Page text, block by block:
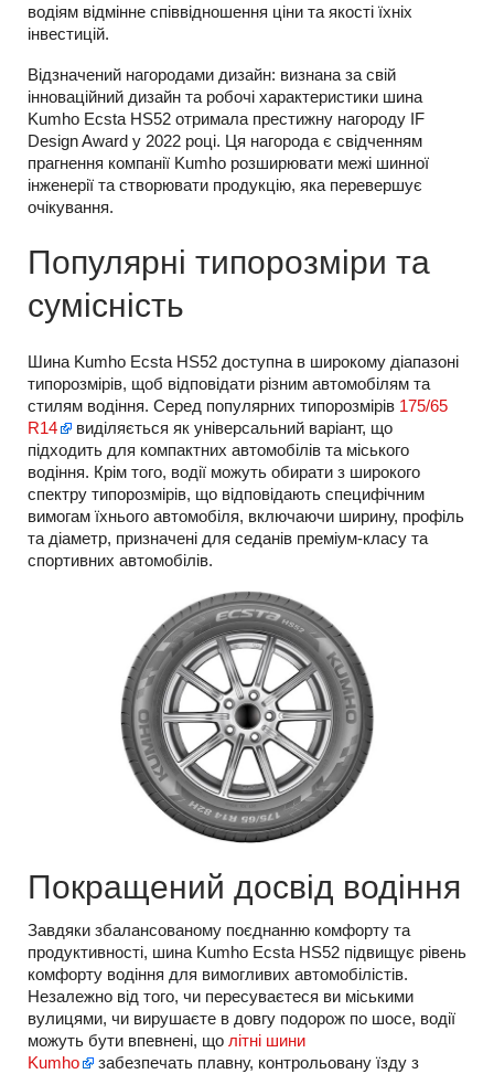
водіям відмінне співвідношення ціни та якості їхніх
інвестицій.
Відзначений нагородами дизайн: визнана за свій
інноваційний дизайн та робочі характеристики шина
Kumho Ecsta HS52 отримала престижну нагороду IF
Design Award у 2022 році. Ця нагорода є свідченням
прагнення компанії Kumho розширювати межі шинної
інженерії та створювати продукцію, яка перевершує
очікування.
Популярні типорозміри та
сумісність
Шина Kumho Ecsta HS52 доступна в широкому діапазоні
типорозмірів, щоб відповідати різним автомобілям та
стилям водіння. Серед популярних типорозмірів 175/65
R14
виділяється як універсальний варіант, що
підходить для компактних автомобілів та міського
водіння. Крім того, водії можуть обирати з широкого
спектру типорозмірів, що відповідають специфічним
вимогам їхнього автомобіля, включаючи ширину, профіль
та діаметр, призначені для седанів преміум-класу та
спортивних автомобілів.
Покращений досвід водіння
Завдяки збалансованому поєднанню комфорту та
продуктивності, шина Kumho Ecsta HS52 підвищує рівень
комфорту водіння для вимогливих автомобілістів.
Незалежно від того, чи пересуваєтеся ви міськими
вулицями, чи вирушаєте в довгу подорож по шосе, водії
можуть бути впевнені, що літні шини
Kumho
забезпечать плавну, контрольовану їзду з